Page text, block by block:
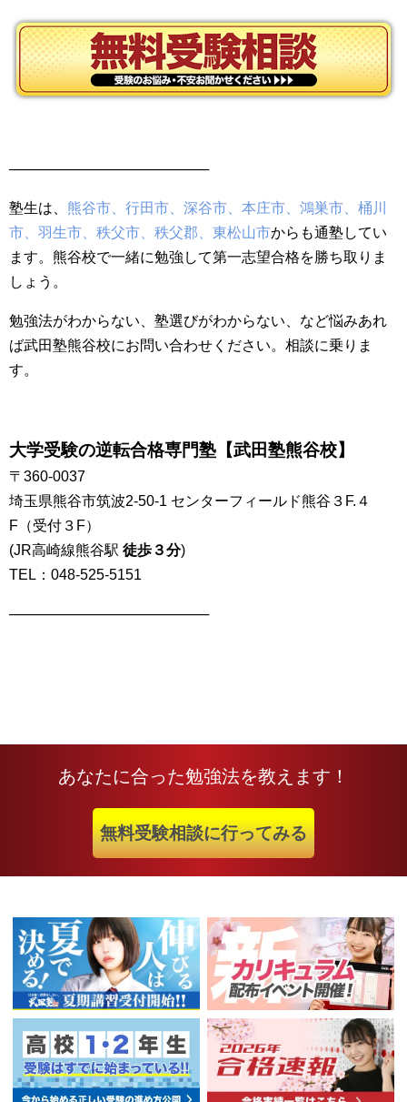
────────────────────
塾生は、 熊谷市、行田市、深谷市、本庄市、鴻巣市、桶川
市、羽生市、秩父市、秩父郡、東松山市からも通塾してい
ます。 熊谷校で一緒に勉強して第一志望合格を勝ち取りま
しょう。
勉強法がわからない、塾選びがわからない、など悩みあれ
ば武田塾熊谷校にお問い合わせください。相談に乗りま
す。
大学受験の逆転合格専門塾 【武田塾熊谷校】
〒360-0037
埼玉県熊谷市筑波2-50-1 センターフィールド熊谷３F.４
F（受付３F）
(JR高崎線熊谷駅 徒歩３分)
TEL：048-525-5151
────────────────────
あなたに合った勉強法を教えます！
無料受験相談に行ってみる